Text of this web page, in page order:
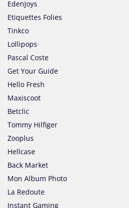
EdenJoys
Etiquettes Folies
Tinkco
Lollipops
Pascal Coste
Get Your Guide
Hello Fresh
Maxiscoot
Betclic
Tommy Hilfiger
Zooplus
Hellcase
Back Market
Mon Album Photo
La Redoute
Instant Gaming